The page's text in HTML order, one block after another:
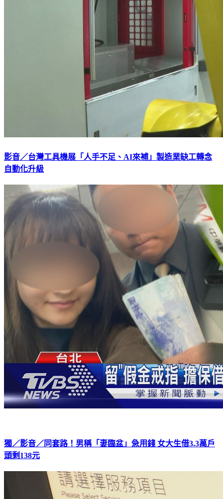
影音／台灣工具機展「人手不足、AI來補」製造業缺工轉念
自動化升級
獨／影音／同套路！男稱「妻臨盆」急用錢 女大生借3.3萬戶
頭剩138元